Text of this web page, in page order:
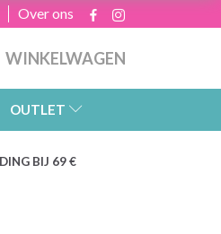
Over ons
WINKELWAGEN
OUTLET
BIJ 69 €